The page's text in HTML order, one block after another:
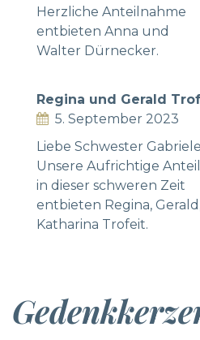
Herzliche Anteilnahme
entbieten Anna und
Walter Dürnecker.
Regina und Gerald
5. September 2023
Liebe Schwester
Unsere Aufrichtige
in dieser schweren Zeit
entbieten Regina,
Katharina Trofeit.